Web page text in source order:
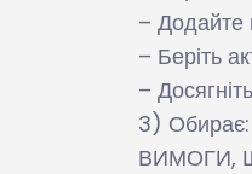
– Додайте
– Беріть
–
3) Обирає:
ВИМОГИ,